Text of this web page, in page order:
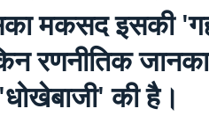
मकसद इसकी
रणनीतिक
की है।